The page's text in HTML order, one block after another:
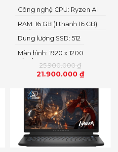
25.900.000₫
21.900.000 ₫
Màn hình: 1920 x 1200
Pixels
Dung lượng SSD: 512
RAM: 16 GB (1 thanh 16 GB)
Loại RAM: DDR5
Công nghệ CPU: Ryzen AI